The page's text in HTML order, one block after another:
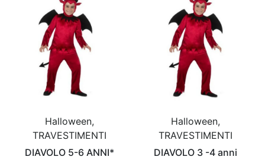
Halloween,
TRAVESTIMENTI
DIAVOLO 5-6 ANNI*
Halloween,
TRAVESTIMENTI
DIAVOLO 3 -4 anni